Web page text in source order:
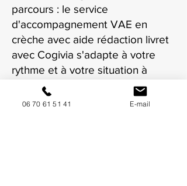
parcours : le service
d'accompagnement VAE en
crèche avec aide rédaction livret
avec Cogivia s'adapte à votre
rythme et à votre situation à
Montauban.
06 70 61 51 41 E-mail